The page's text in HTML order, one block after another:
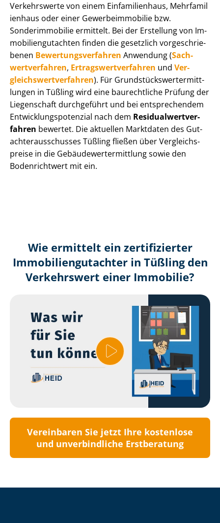
Verkehrswerte von einem Einfamilienhaus, Mehr­fa­mi­l
i­en­haus oder einer Ge­wer­be­im­mo­bi­lie bzw.
Sonderimmobilie ermittelt. Bei der Erstellung von Im­
mo­bi­li­en­gut­ach­ten finden die gesetzlich vor­ge­schrie­
be­nen Be­wer­tungs­ver­fah­ren Anwendung (Sach­
wert­ver­fah­ren, Er­trags­wert­ver­fah­ren und Ver­
gleichs­wert­ver­fah­ren). Für Grund­stücks­wert­ermitt­
lun­gen in Tüßling wird eine baurechtliche Prüfung der
Liegenschaft durchgeführt und bei entsprechendem
Ent­wick­lungs­po­ten­zi­al nach dem Re­si­du­al­wert­ver­
fah­ren bewertet. Die aktuellen Marktdaten des Gut­
ach­ter­aus­schus­ses Tüßling fließen über Ver­gleichs­
prei­se in die Ge­bäu­de­wert­ermitt­lung sowie den
Bodenrichtwert mit ein.
Wie ermittelt ein zertifizierter
Immobilien­gutachter in Tüßling den
Verkehrswert einer Immobilie?
Vereinbaren Sie jetzt Ihre kostenlose
und unverbindliche Erstberatung